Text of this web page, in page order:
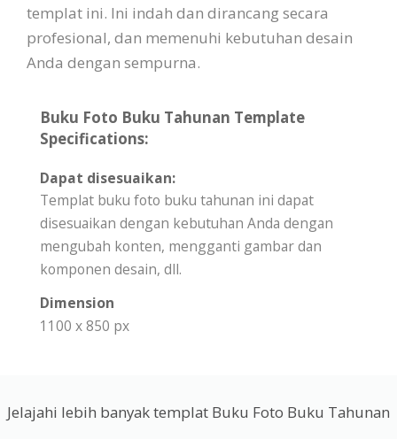
templat ini. Ini indah dan dirancang secara
profesional, dan memenuhi kebutuhan desain
Anda dengan sempurna.
Buku Foto Buku Tahunan Template
Specifications:
Dapat disesuaikan:
Templat buku foto buku tahunan ini dapat
disesuaikan dengan kebutuhan Anda dengan
mengubah konten, mengganti gambar dan
komponen desain, dll.
Dimension
1100 x 850 px
Jelajahi lebih banyak templat Buku Foto Buku Tahunan